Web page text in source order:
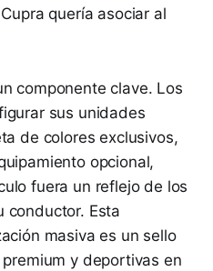
quería asociar al
componente clave. Los
sus unidades
de colores exclusivos,
opcional,
fuera un reflejo de los
conductor. Esta
masiva es un sello
y deportivas en